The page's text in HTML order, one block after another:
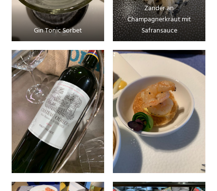
Gin Tonic Sorbet
Zander an
Champagnerkraut mit
Safransauce